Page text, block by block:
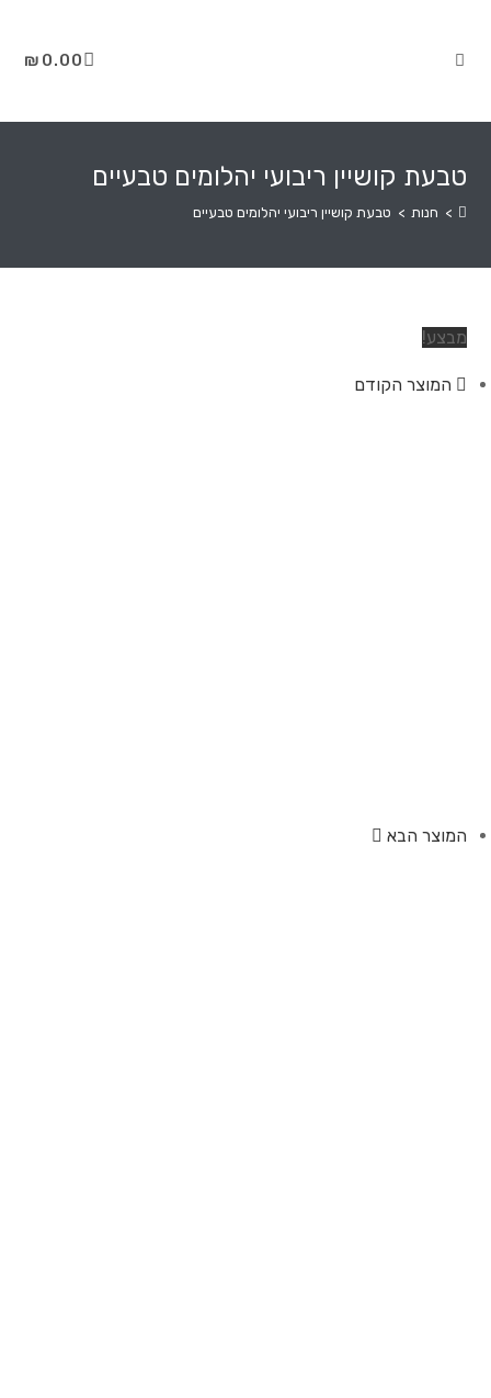
₪ 0.00
טבעת קושיין ריבועי יהלומים טבעיים
> חנות > טבעת קושיין ריבועי יהלומים טבעיים
מבצע!
המוצר הקודם
המוצר הבא